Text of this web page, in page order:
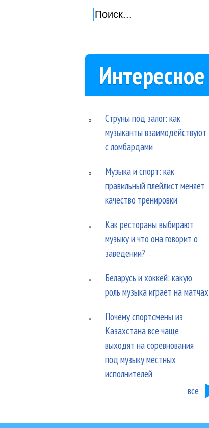
Интересное
Струны под залог: как
музыканты взаимодействуют
с ломбардами
Музыка и спорт: как
правильный плейлист меняет
качество тренировки
Как рестораны выбирают
музыку и что она говорит о
заведении?
Беларусь и хоккей: какую
роль музыка играет на матчах
Почему спортсмены из
Казахстана все чаще
выходят на соревнования
под музыку местных
исполнителей
все